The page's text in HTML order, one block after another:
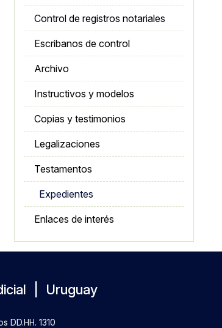
Control de registros notariales
Escribanos de control
Archivo
Instructivos y modelos
Copias y testimonios
Legalizaciones
Testamentos
Expedientes
Enlaces de interés
| Uruguay
DD.HH. 1310